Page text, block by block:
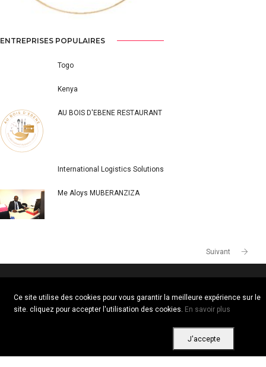
ENTREPRISES POPULAIRES
Togo
Kenya
AU BOIS D'EBENE RESTAURANT
International Logistics Solutions
Me Aloys MUBERANZIZA
Suivant
Ce site utilise des cookies pour vous garantir la meilleure expérience sur le
site. cliquez pour accepter l'utilisation des cookies. En savoir plus
J'accepte
Copyright © 2026 Tous droits réservés. Vitrine Africaine